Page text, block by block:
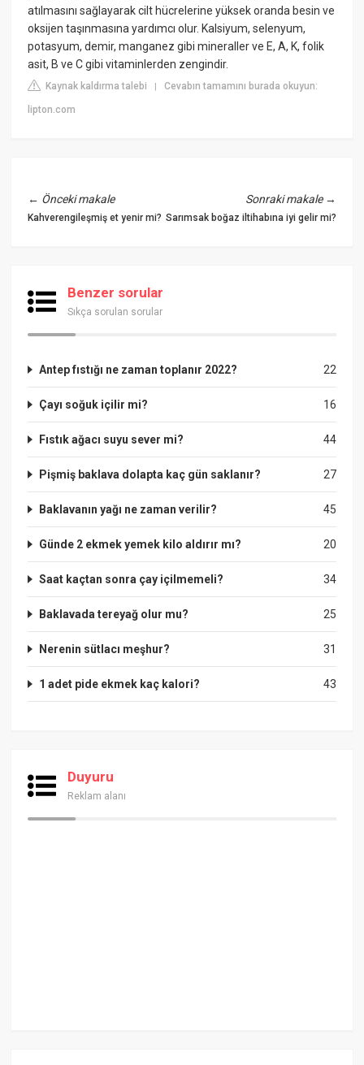
atılmasını sağlayarak cilt hücrelerine yüksek oranda besin ve
oksijen taşınmasına yardımcı olur. Kalsiyum, selenyum,
potasyum, demir, manganez gibi mineraller ve E, A, K, folik
asit, B ve C gibi vitaminlerden zengindir.
Kaynak kaldırma talebi |Cevabın tamamını burada okuyun:
lipton.com
← Önceki makale
Kahverengileşmiş et yenir mi?
Sonraki makale→
Sarımsak boğaz iltihabına iyi gelir mi?
Benzer sorular
Sıkça sorulan sorular
22
Antep fıstığı ne zaman toplanır 2022?
16
Çayı soğuk içilir mi?
44
Fıstık ağacı suyu sever mi?
27
Pişmiş baklava dolapta kaç gün saklanır?
45
Baklavanın yağı ne zaman verilir?
20
Günde 2 ekmek yemek kilo aldırır mı?
34
Saat kaçtan sonra çay içilmemeli?
25
Baklavada tereyağ olur mu?
31
Nerenin sütlacı meşhur?
43
1 adet pide ekmek kaç kalori?
Duyuru
Reklam alanı